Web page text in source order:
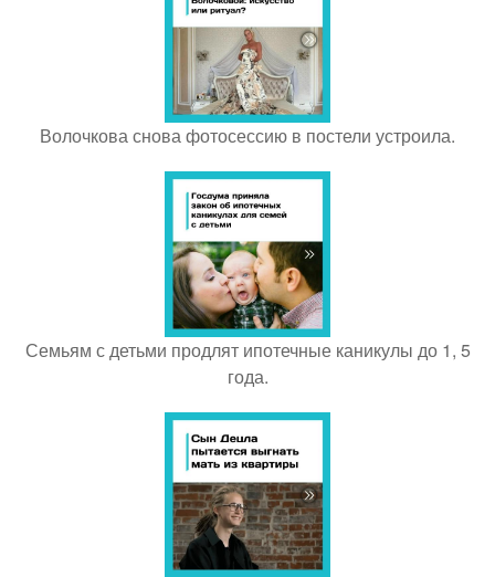
Волочкова снова фотосессию в постели устроила.
Семьям с детьми продлят ипотечные каникулы до 1, 5
года.